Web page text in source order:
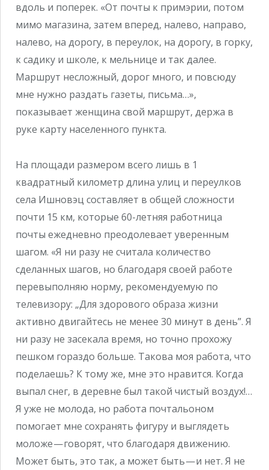
вдоль и поперек. «От почты к примэрии, потом
мимо магазина, затем вперед, налево, направо,
налево, на дорогу, в переулок, на дорогу, в горку,
к садику и школе, к мельнице и так далее.
Маршрут несложный, дорог много, и повсюду
мне нужно раздать газеты, письма…»,
показывает женщина свой маршрут, держа в
руке карту населенного пункта.
На площади размером всего лишь в 1
квадратный километр длина улиц и переулков
села Ишновэц составляет в общей сложности
почти 15 км, которые 60-летняя работница
почты ежедневно преодолевает уверенным
шагом. «Я ни разу не считала количество
сделанных шагов, но благодаря своей работе
перевыполняю норму, рекомендуемую по
телевизору: „Для здорового образа жизни
активно двигайтесь не менее 30 минут в день”. Я
ни разу не засекала время, но точно прохожу
пешком гораздо больше. Такова моя работа, что
поделаешь? К тому же, мне это нравится. Когда
выпал снег, в деревне был такой чистый воздух!…
Я уже не молода, но работа почтальоном
помогает мне сохранять фигуру и выглядеть
моложе — говорят, что благодаря движению.
Может быть, это так, а может быть — и нет. Я не